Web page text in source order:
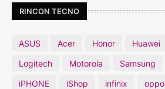
RINCON TECNO
ASUS Acer Honor Huawei
Logitech
Motorola Samsung
iPHONE
iShop infinix oppo